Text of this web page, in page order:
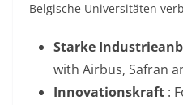
Belgische Universitäten
Starke
with Airbus, Safran
Innovationskraft :